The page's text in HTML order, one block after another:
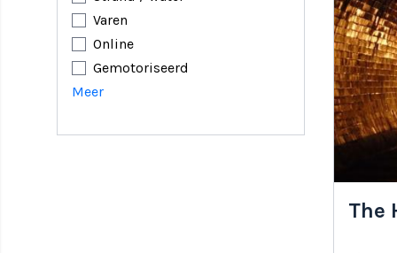
Varen
Online
Gemotoriseerd
Meer
The